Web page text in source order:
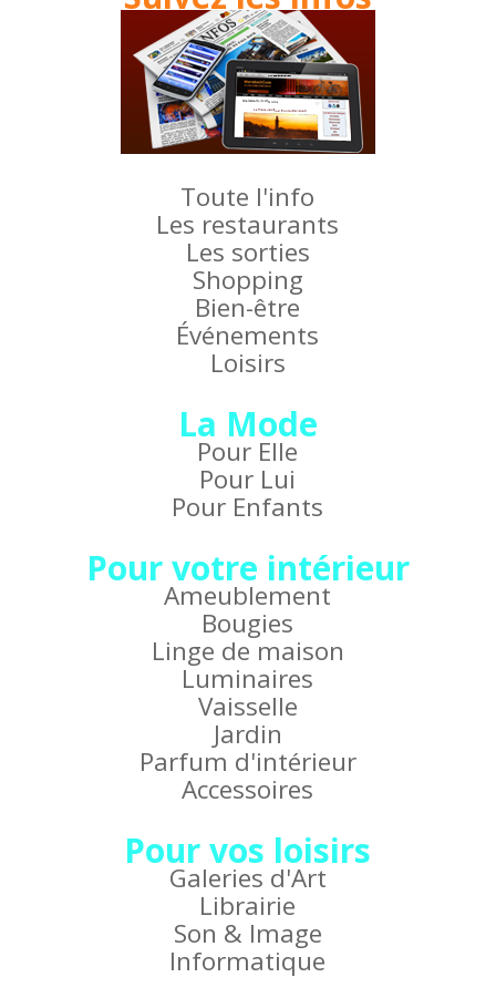
Toute l'info
Les restaurants
Les sorties
Shopping
Bien-être
Événements
Loisirs
La Mode
Pour Elle
Pour Lui
Pour Enfants
Pour votre intérieur
Ameublement
Bougies
Linge de maison
Luminaires
Vaisselle
Jardin
Parfum d'intérieur
Accessoires
Pour vos loisirs
Galeries d'Art
Librairie
Son & Image
Informatique